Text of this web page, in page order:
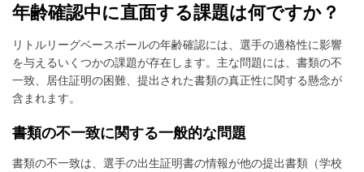
年齢確認中に直面する課題は何ですか？
リトルリーグベースボールの年齢確認には、選手の適格性に影響
を与えるいくつかの課題が存在します。主な問題には、書類の不
一致、居住証明の困難、提出された書類の真正性に関する懸念が
含まれます。
書類の不一致に関する一般的な問題
書類の不一致は、選手の出生証明書の情報が他の提出書類（学校